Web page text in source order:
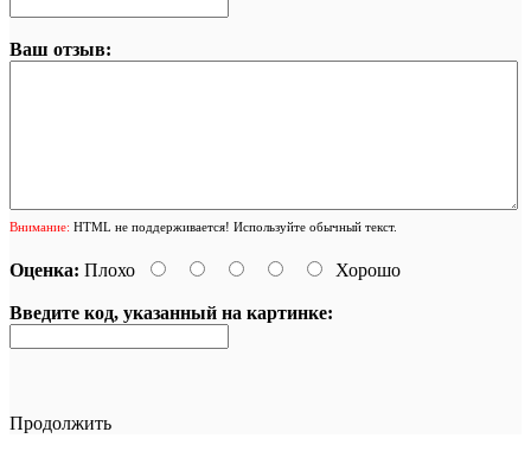
Ваш отзыв:
Внимание: HTML не поддерживается! Используйте обычный текст.
Оценка: Плохо Хорошо
Введите код, указанный на картинке:
Продолжить